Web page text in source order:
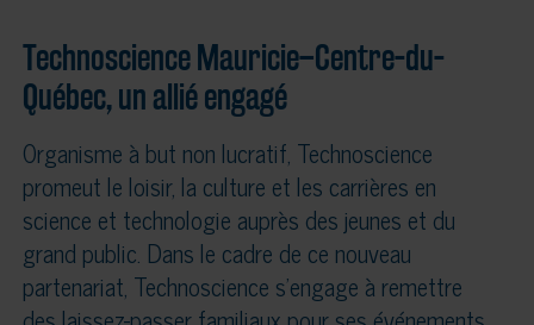
Technoscience Mauricie–Centre-du-
Québec, un allié engagé
Organisme à but non lucratif, Technoscience
promeut le loisir, la culture et les carrières en
science et technologie auprès des jeunes et du
grand public. Dans le cadre de ce nouveau
partenariat, Technoscience s’engage à remettre